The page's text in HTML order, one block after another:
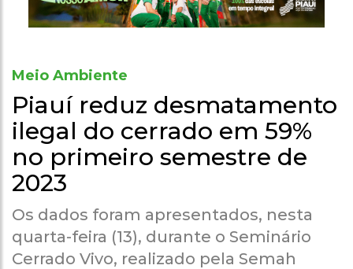
Meio Ambiente
Piauí reduz desmatamento
ilegal do cerrado em 59%
no primeiro semestre de
2023
Os dados foram apresentados, nesta
quarta-feira (13), durante o Seminário
Cerrado Vivo, realizado pela Semah